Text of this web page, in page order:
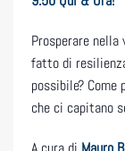
Prosperare
fatto di
possibile?
che ci capitano